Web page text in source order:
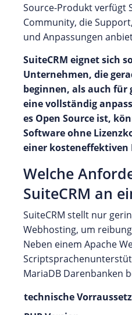
Source-Produkt verfügt
Community, die
und Anpassungen
SuiteCRM eignet sich
Unternehmen, die
beginnen, als auch für
eine vollständig
es Open Source ist,
Software ohne
einer kosteneffektiven
Welche
SuiteCRM an
SuiteCRM stellt nur
Webhosting, um
Neben einem Apache
MariaDB Darenbanken
technische